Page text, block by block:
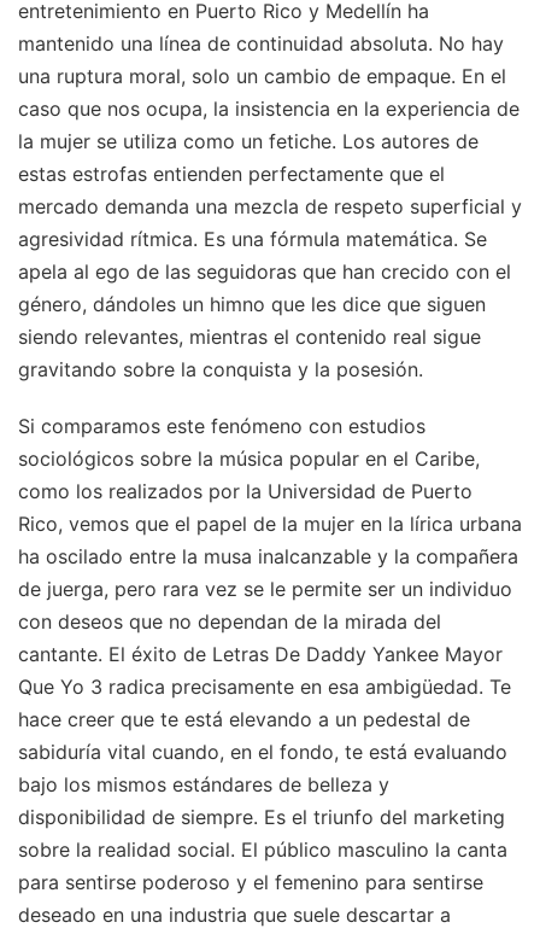
entretenimiento en Puerto Rico y Medellín ha
mantenido una línea de continuidad absoluta. No hay
una ruptura moral, solo un cambio de empaque. En el
caso que nos ocupa, la insistencia en la experiencia de
la mujer se utiliza como un fetiche. Los autores de
estas estrofas entienden perfectamente que el
mercado demanda una mezcla de respeto superficial y
agresividad rítmica. Es una fórmula matemática. Se
apela al ego de las seguidoras que han crecido con el
género, dándoles un himno que les dice que siguen
siendo relevantes, mientras el contenido real sigue
gravitando sobre la conquista y la posesión.
Si comparamos este fenómeno con estudios
sociológicos sobre la música popular en el Caribe,
como los realizados por la Universidad de Puerto
Rico, vemos que el papel de la mujer en la lírica urbana
ha oscilado entre la musa inalcanzable y la compañera
de juerga, pero rara vez se le permite ser un individuo
con deseos que no dependan de la mirada del
cantante. El éxito de Letras De Daddy Yankee Mayor
Que Yo 3 radica precisamente en esa ambigüedad. Te
hace creer que te está elevando a un pedestal de
sabiduría vital cuando, en el fondo, te está evaluando
bajo los mismos estándares de belleza y
disponibilidad de siempre. Es el triunfo del marketing
sobre la realidad social. El público masculino la canta
para sentirse poderoso y el femenino para sentirse
deseado en una industria que suele descartar a